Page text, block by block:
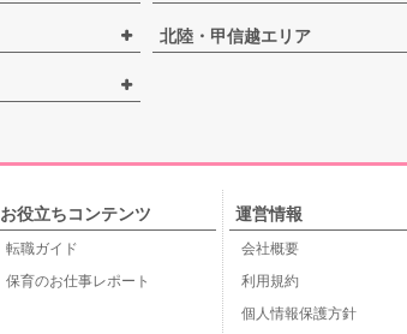
北陸・甲信越エリア
お役立ちコンテンツ
転職ガイド
保育のお仕事レポート
運営情報
会社概要
利用規約
個人情報保護方針